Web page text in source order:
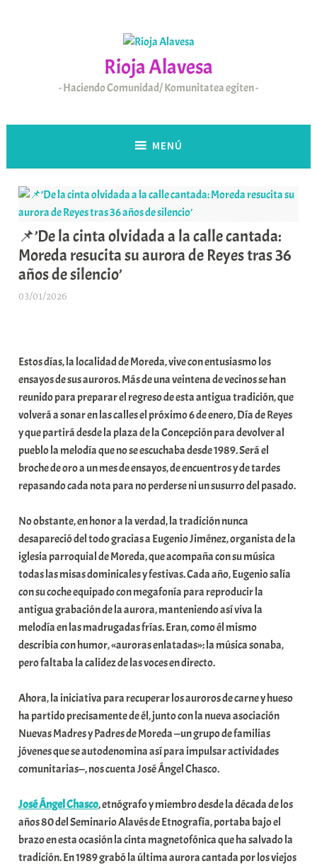
Rioja Alavesa
Haciendo Comunidad/ Komunitatea egiten
MENÚ
📌’De la cinta olvidada a la calle cantada:
Moreda resucita su aurora de Reyes tras 36
años de silencio’
03/01/2026
a
r
E
r
r
i
o
x
K
o
m
u
n
i
t
a
t
a
Estos días, la localidad de Moreda, vive con entusiasmo los
ensayos de sus auroros. Más de una veintena de vecinos se han
reunido para preparar el regreso de esta antigua tradición, que
volverá a sonar en las calles el próximo 6 de enero, Día de Reyes
y que partirá desde la plaza de la Concepción para devolver al
pueblo la melodía que no se escuchaba desde 1989. Será el
broche de oro a un mes de ensayos, de encuentros y de tardes
repasando cada nota para no perderse ni un susurro del pasado.
No obstante, en honor a la verdad, la tradición nunca
desapareció del todo gracias a Eugenio Jiménez, organista de la
iglesia parroquial de Moreda, que acompaña con su música
todas las misas dominicales y festivas. Cada año, Eugenio salía
con su coche equipado con megafonía para reproducir la
antigua grabación de la aurora, manteniendo así viva la
melodía en las madrugadas frías. Eran, como él mismo
describia con humor, «auroras enlatadas»: la música sonaba,
pero faltaba la calidez de las voces en directo.
Ahora, la iniciativa para recuperar los auroros de carne y hueso
ha partido precisamente de él, junto con la nueva asociación
Nuevas Madres y Padres de Moreda —un grupo de familias
jóvenes que se autodenomina así para impulsar actividades
comunitarias—, nos cuenta José Ángel Chasco.
José Ángel Chasco, etnógrafo y miembro desde la década de los
años 80 del Seminario Alavés de Etnografía, portaba bajo el
brazo en esta ocasión la cinta magnetofónica que ha salvado la
tradición. En 1989 grabó la última aurora cantada por los viejos